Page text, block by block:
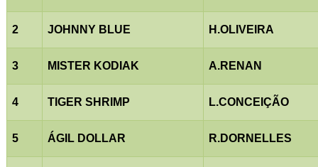
2 JOHNNY BLUE H.OLIVEIRA
3 MISTER KODIAK A.RENAN
4 TIGER SHRIMP L.CONCEIÇÃO
5 ÁGIL DOLLAR R.DORNELLES